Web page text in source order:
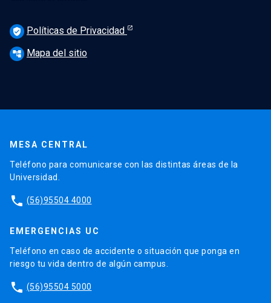
verified_user Políticas de Privacidad
account_tree Mapa del sitio
MESA CENTRAL
Teléfono para comunicarse con las distintas áreas de la
Universidad.
phone (56)95504 4000
EMERGENCIAS UC
Teléfono en caso de accidente o situación que ponga en
riesgo tu vida dentro de algún campus.
phone (56)95504 5000